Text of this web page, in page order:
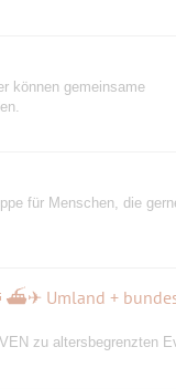
können gemeinsame
für Menschen, die
⛴✈ Umland +
zu altersbegrenzten